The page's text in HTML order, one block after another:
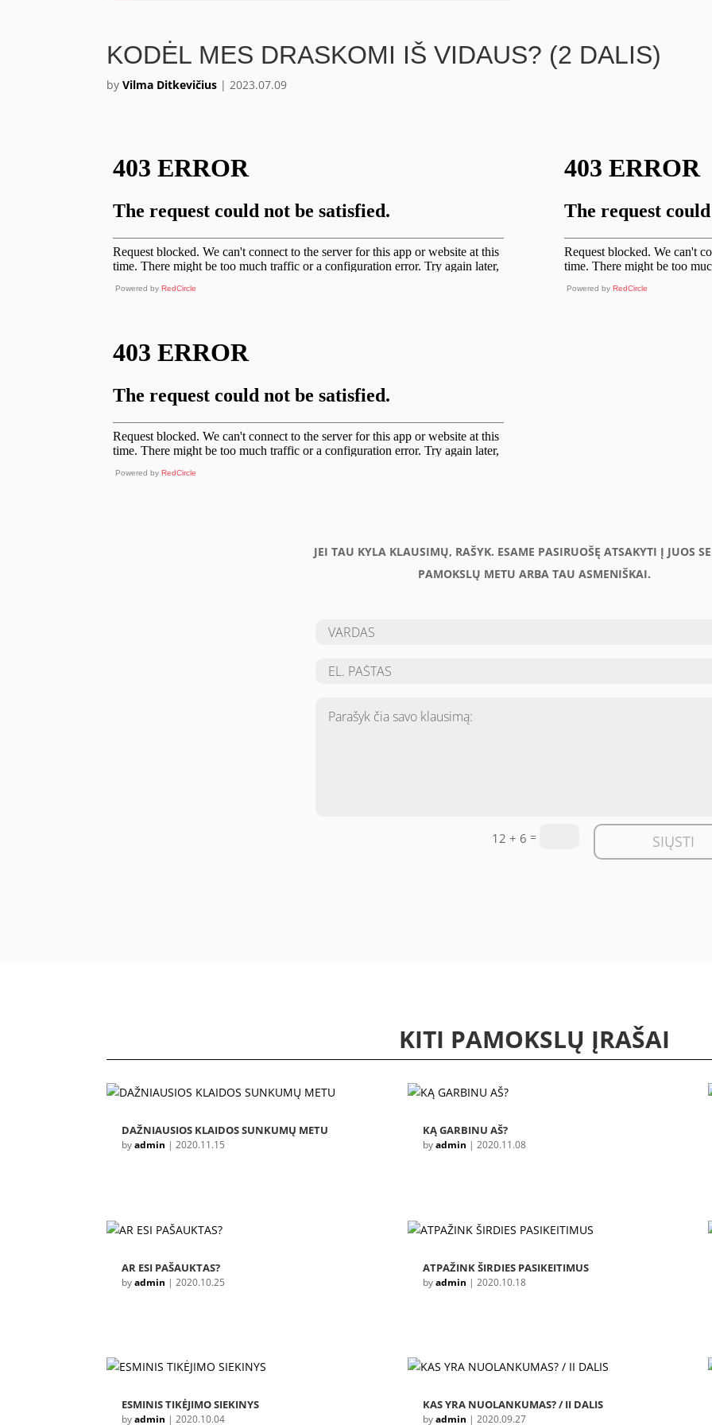
KODĖL MES DRASKOMI IŠ VIDAUS? (2 DALIS)
byVilma Ditkevičius |2023.07.09
Powered byRedCircle
Powered byRedCircle
Powered by RedCircle
JEI TAU KYLA KLAUSIMŲ, RAŠYK. ESAME PASIRUOŠĘ ATSAKYTI Į JUOS
PAMOKSLŲ METU ARBA TAU ASMENIŠKAI.
12 + 6 = SIŲSTI
KITI PAMOKSLŲ ĮRAŠAI
DAŽNIAUSIOS KLAIDOS SUNKUMŲ METU
byadmin |2020.11.15
AR ESI PAŠAUKTAS?
byadmin |2020.10.25
ESMINIS TIKĖJIMO SIEKINYS
byadmin |2020.10.04
KĄ GARBINU AŠ?
byadmin | 2020.11.08
ATPAŽINK ŠIRDIES PASIKEITIMUS
byadmin | 2020.10.18
KAS YRA NUOLANKUMAS? / II DALIS
byadmin | 2020.09.27